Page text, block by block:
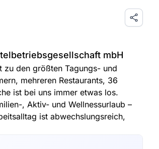
mbH
zu den größten Tagungs- und
mehreren Restaurants, 36
ist bei uns immer etwas los.
, Aktiv- und Wellnessurlaub –
ist abwechslungsreich,